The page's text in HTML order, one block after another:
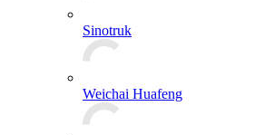
Sinotruk
Weichai Huafeng